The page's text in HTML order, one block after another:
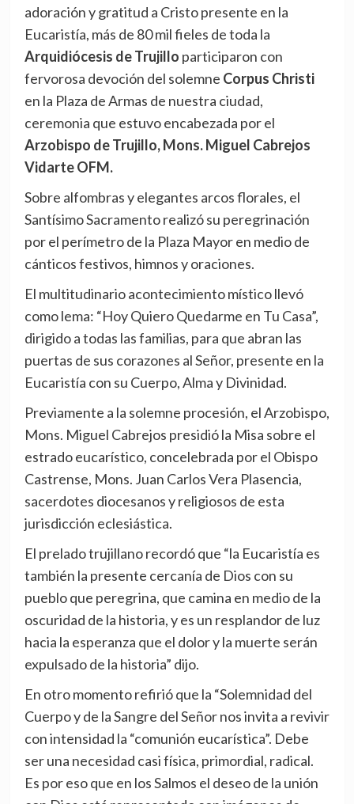
adoración y gratitud a Cristo presente en la
Eucaristía, más de 80 mil fieles de toda la
Arquidiócesis de Trujillo participaron con
fervorosa devoción del solemne Corpus Christi
en la Plaza de Armas de nuestra ciudad,
ceremonia que estuvo encabezada por el
Arzobispo de Trujillo, Mons. Miguel Cabrejos
Vidarte OFM.
Sobre alfombras y elegantes arcos florales, el
Santísimo Sacramento realizó su peregrinación
por el perímetro de la Plaza Mayor en medio de
cánticos festivos, himnos y oraciones.
El multitudinario acontecimiento místico llevó
como lema: “Hoy Quiero Quedarme en Tu Casa”,
dirigido a todas las familias, para que abran las
puertas de sus corazones al Señor, presente en la
Eucaristía con su Cuerpo, Alma y Divinidad.
Previamente a la solemne procesión, el Arzobispo,
Mons. Miguel Cabrejos presidió la Misa sobre el
estrado eucarístico, concelebrada por el Obispo
Castrense, Mons. Juan Carlos Vera Plasencia,
sacerdotes diocesanos y religiosos de esta
jurisdicción eclesiástica.
El prelado trujillano recordó que “la Eucaristía es
también la presente cercanía de Dios con su
pueblo que peregrina, que camina en medio de la
oscuridad de la historia, y es un resplandor de luz
hacia la esperanza que el dolor y la muerte serán
expulsado de la historia” dijo.
En otro momento refirió que la “Solemnidad del
Cuerpo y de la Sangre del Señor nos invita a revivir
con intensidad la “comunión eucarística”. Debe
ser una necesidad casi física, primordial, radical.
Es por eso que en los Salmos el deseo de la unión